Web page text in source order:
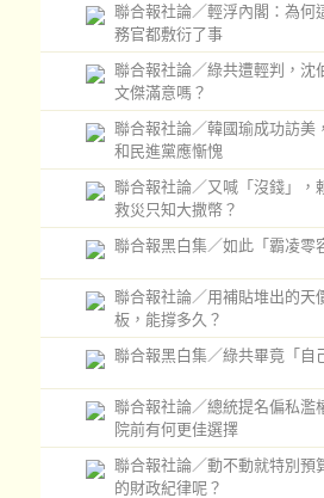
聯合報社論／輕浮內閣：為何
務官都敷衍了事
聯合報社論／綠共遭輕判，沈
文傑滿意嗎？
聯合報社論／韓國瑜成功訪美
和民進黨應慚愧
聯合報社論／又喊「沒錢」，
救災只知大撒幣？
聯合報黑白集／如此「霸凌零
聯合報社論／用補貼堆出的天
板，能撐多久？
聯合報黑白集／綠共畢竟「自
聯合報社論／總統提名偏私濫
院前有何更佳選擇
聯合報社論／動不動就特別預
的財政紀律呢？